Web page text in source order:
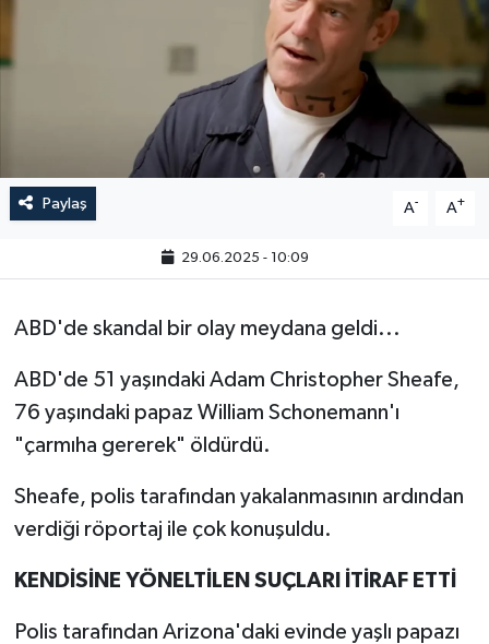
Paylaş A- A+
29.06.2025 - 10:09
ABD'de skandal bir olay meydana geldi...
ABD'de 51 yaşındaki Adam Christopher Sheafe,
76 yaşındaki papaz William Schonemann'ı
"çarmıha gererek" öldürdü.
Sheafe, polis tarafından yakalanmasının ardından
verdiği röportaj ile çok konuşuldu.
KENDİSİNE YÖNELTİLEN SUÇLARI İTİRAF ETTİ
Polis tarafından Arizona'daki evinde yaşlı papazı